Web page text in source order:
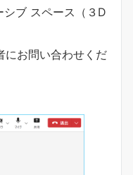
ブ スペース（３D
にお問い合わせくだ